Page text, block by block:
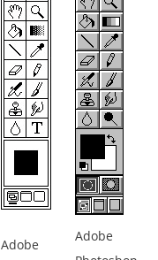
Adobe
Adobe